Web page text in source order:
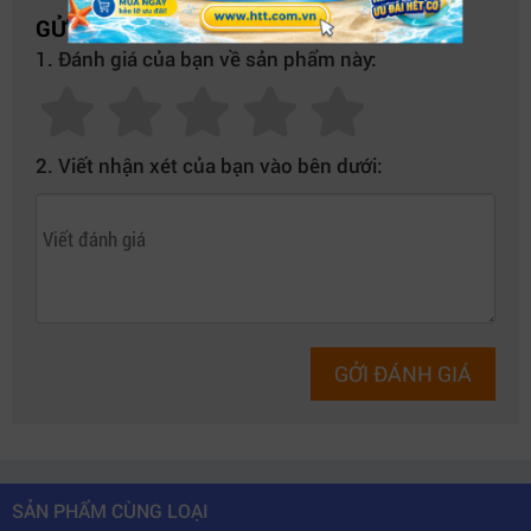
Hệ thống truyền hình IP
Không giống các decoder thông thường,
Tally camera
Streaming Ultra HD
Đây là giải pháp lý tưởng để xây dựng các liên kết video
point-to-point chất lượng cao qua internet.
GỬI NHẬN XÉT CỦA BẠN
1. Đánh giá của bạn về sản phẩm này:
2. Viết nhận xét của bạn vào bên dưới:
GỞI ĐÁNH GIÁ
SẢN PHẨM CÙNG LOẠI